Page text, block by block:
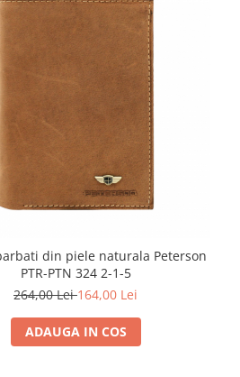
din piele naturala Peterson
PTR-PTN 324 2-1-5
264,00 Lei164,00 Lei
ADAUGA IN COS